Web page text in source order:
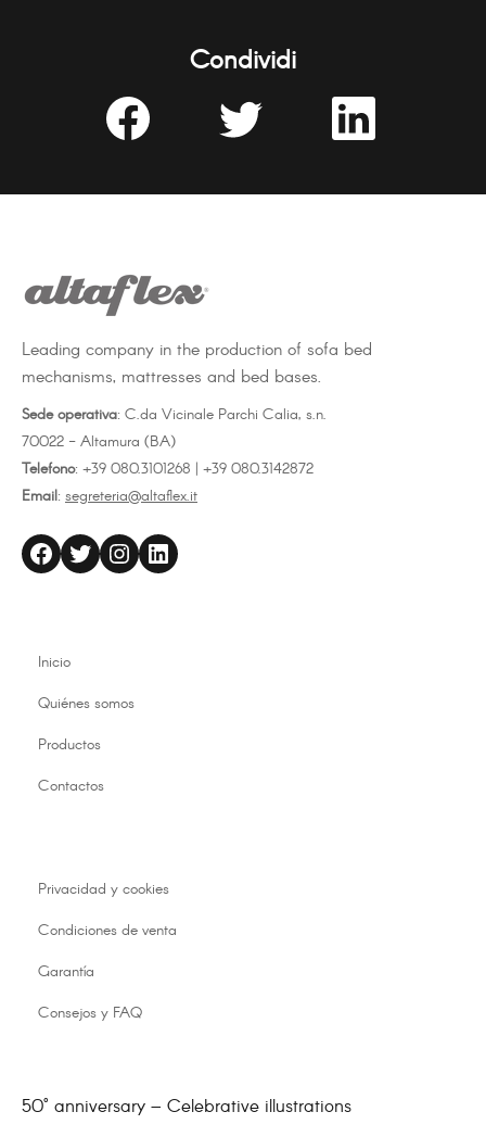
Condividi
Share
Facebook
Share
Twitter
Share
LinkedIn
Leading company in the production of sofa bed
mechanisms, mattresses and bed bases.
Sede operativa: C.da Vicinale Parchi Calia, s.n.
70022 - Altamura (BA)
Telefono: +39 080.3101268 | +39 080.3142872
Email: segreteria@altaflex.it
altaflex Twitter Instagram LinkedIn
Inicio
Quiénes somos
Productos
Contactos
Privacidad y cookies
Condiciones de venta
Garantía
Consejos y FAQ
50° anniversary – Celebrative illustrations